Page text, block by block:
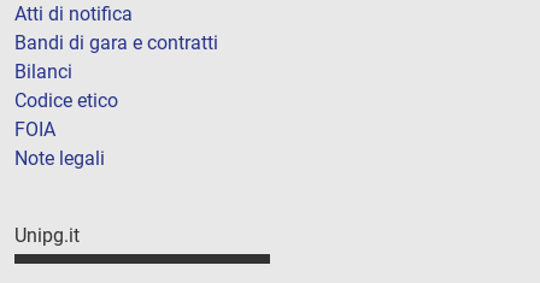
Atti di notifica
Bandi di gara e contratti
Bilanci
Codice etico
FOIA
Note legali
Unipg.it